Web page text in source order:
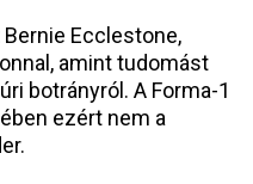
Ecclestone,
amint tudomást
botrányról. A Forma-1
ezért nem a